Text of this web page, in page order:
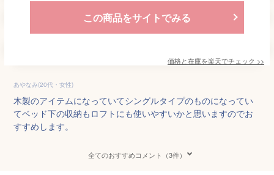
この商品をサイトでみる
価格と在庫を楽天でチェック >>
あやなみ(20代・女性)
木製のアイテムになっていてシングルタイプのものになってい
てベッド下の収納もロフトにも使いやすいかと思いますのでお
すすめします。
全てのおすすめコメント（3件）